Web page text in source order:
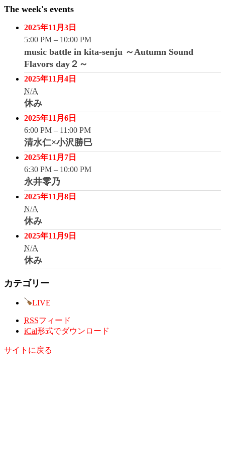
The week's events
2025年11月3日
5:00 PM – 10:00 PM
music battle in kita-senju ～Autumn Sound
Flavors day２～
2025年11月4日
N/A
休み
2025年11月6日
6:00 PM – 11:00 PM
清水仁×小沢勝巳
2025年11月7日
6:30 PM – 10:00 PM
永井零乃
2025年11月8日
N/A
休み
2025年11月9日
N/A
休み
カテゴリー
LIVE
RSSフィード
iCal形式でダウンロード
サイトに戻る